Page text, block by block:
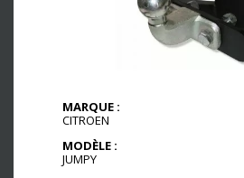
MARQUE :
CITROEN
MODÈLE :
JUMPY